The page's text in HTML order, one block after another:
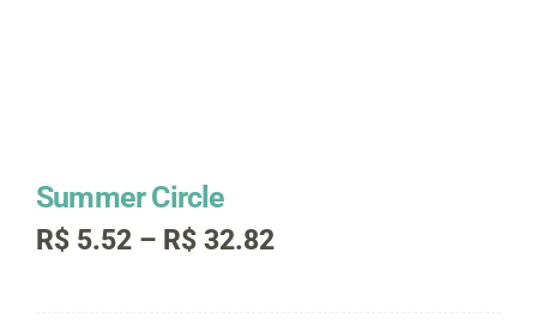
Summer Circle
R$ 5.52 – R$ 32.82Faixa